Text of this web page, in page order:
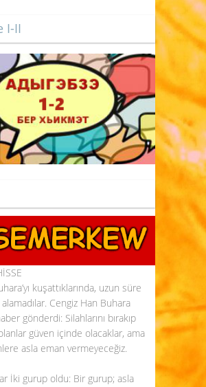
I-II
kuşattıklarında, uzun süre
Cengiz Han Buhara
gönderdi: Silahlarını bırakıp
güven içinde olacaklar, ama
asla eman vermeyeceğiz.
İki gurup oldu: Bir gurup; asla